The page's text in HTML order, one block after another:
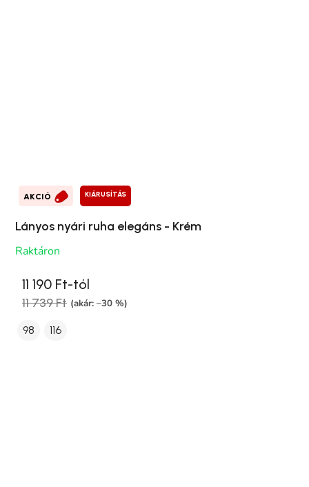
AKCIÓ KIÁRUSÍTÁS
Lányos nyári ruha elegáns - Krém
Raktáron
11 190 Ft-tól
11 739 Ft (akár: –30 %)
98 116